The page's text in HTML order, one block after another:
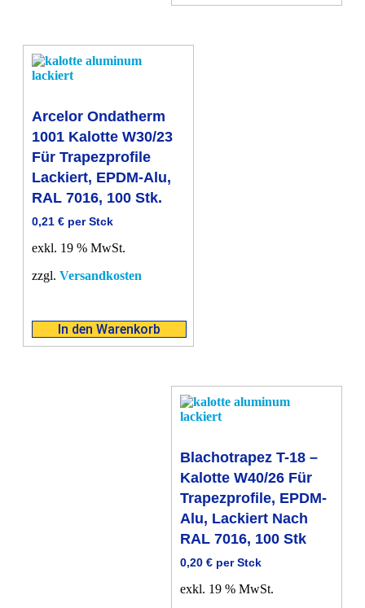
Arcelor Ondatherm
1001 Kalotte W30/23
Für Trapezprofile
Lackiert, EPDM-Alu,
RAL 7016, 100 Stk.
0,21 € per Stck
exkl. 19 % MwSt.
zzgl. Versandkosten
In den Warenkorb
Blachotrapez T-18 –
Kalotte W40/26 Für
Trapezprofile, EPDM-
Alu, Lackiert Nach
RAL 7016, 100 Stk
0,20 € per Stck
exkl. 19 % MwSt.